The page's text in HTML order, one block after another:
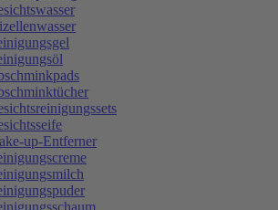
up-Entferner